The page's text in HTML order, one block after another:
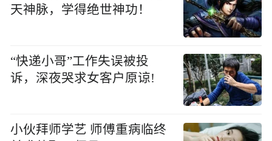
天神脉，学得绝世神功！
“快递小哥”工作失误被投
诉，深夜哭求女客户原谅!
小伙拜师学艺 师傅重病临终